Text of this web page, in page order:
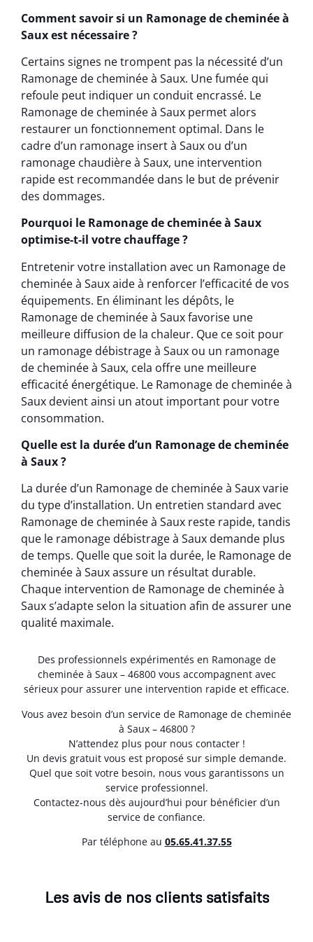
Comment savoir si un Ramonage de cheminée à
Saux est nécessaire ?
Certains signes ne trompent pas la nécessité d’un
Ramonage de cheminée à Saux. Une fumée qui
refoule peut indiquer un conduit encrassé. Le
Ramonage de cheminée à Saux permet alors
restaurer un fonctionnement optimal. Dans le
cadre d’un ramonage insert à Saux ou d’un
ramonage chaudière à Saux, une intervention
rapide est recommandée dans le but de prévenir
des dommages.
Pourquoi le Ramonage de cheminée à Saux
optimise-t-il votre chauffage ?
Entretenir votre installation avec un Ramonage de
cheminée à Saux aide à renforcer l’efficacité de vos
équipements. En éliminant les dépôts, le
Ramonage de cheminée à Saux favorise une
meilleure diffusion de la chaleur. Que ce soit pour
un ramonage débistrage à Saux ou un ramonage
de cheminée à Saux, cela offre une meilleure
efficacité énergétique. Le Ramonage de cheminée à
Saux devient ainsi un atout important pour votre
consommation.
Quelle est la durée d’un Ramonage de cheminée
à Saux ?
La durée d’un Ramonage de cheminée à Saux varie
du type d’installation. Un entretien standard avec
Ramonage de cheminée à Saux reste rapide, tandis
que le ramonage débistrage à Saux demande plus
de temps. Quelle que soit la durée, le Ramonage de
cheminée à Saux assure un résultat durable.
Chaque intervention de Ramonage de cheminée à
Saux s’adapte selon la situation afin de assurer une
qualité maximale.
Des professionnels expérimentés en Ramonage de
cheminée à Saux – 46800 vous accompagnent avec
sérieux pour assurer une intervention rapide et efficace.
Vous avez besoin d’un service de Ramonage de cheminée
à Saux – 46800 ?
N’attendez plus pour nous contacter !
Un devis gratuit vous est proposé sur simple demande.
Quel que soit votre besoin, nous vous garantissons un
service professionnel.
Contactez-nous dès aujourd’hui pour bénéficier d’un
service de confiance.
Par téléphone au 05.65.41.37.55
Les avis de nos clients satisfaits